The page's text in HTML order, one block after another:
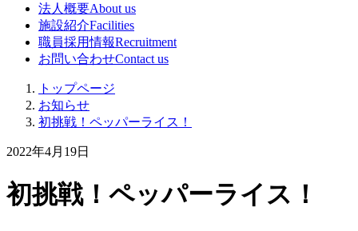
法人概要About us
施設紹介Facilities
職員採用情報Recruitment
お問い合わせContact us
トップページ
お知らせ
初挑戦！ペッパーライス！
2022年4月19日
初挑戦！ペッパーライス！